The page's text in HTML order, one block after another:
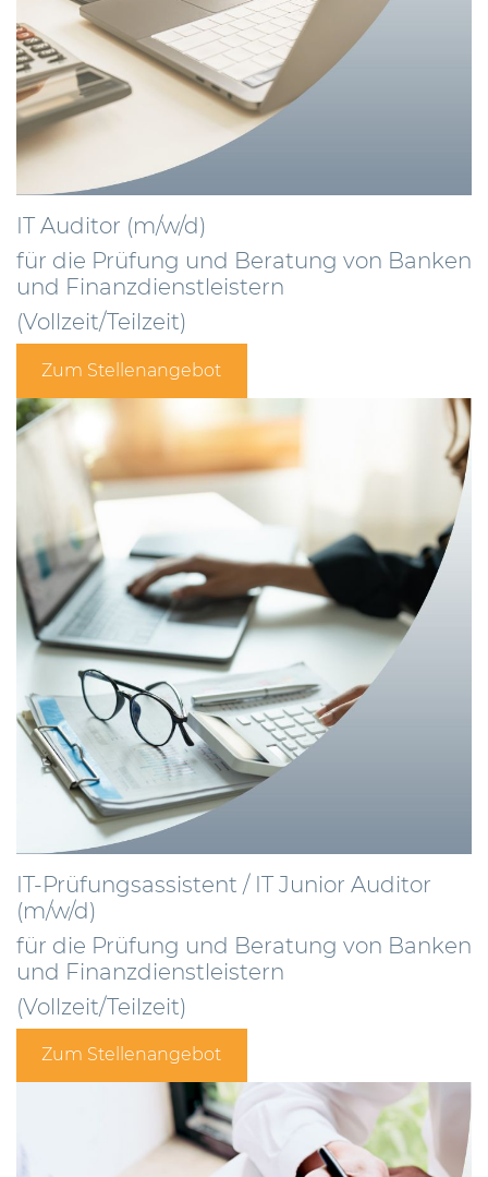
IT Auditor (m/w/d)
für die Prüfung und Beratung von Banken
und Finanzdienstleistern
(Vollzeit/Teilzeit)
Zum Stellenangebot
IT-Prüfungsassistent / IT Junior Auditor
(m/w/d)
für die Prüfung und Beratung von Banken
und Finanzdienstleistern
(Vollzeit/Teilzeit)
Zum Stellenangebot